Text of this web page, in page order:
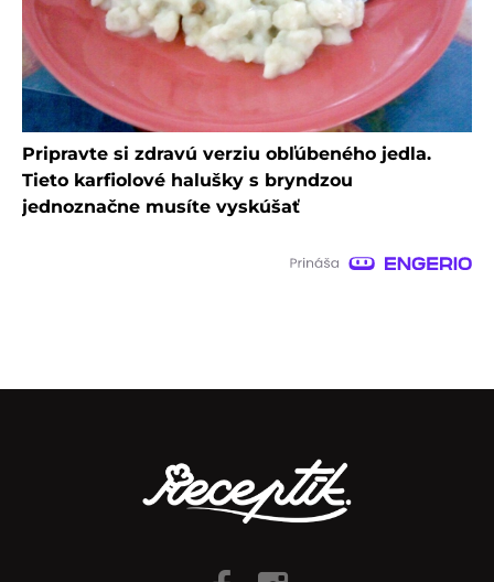
Pripravte si zdravú verziu obľúbeného jedla.
Tieto karfiolové halušky s bryndzou
jednoznačne musíte vyskúšať